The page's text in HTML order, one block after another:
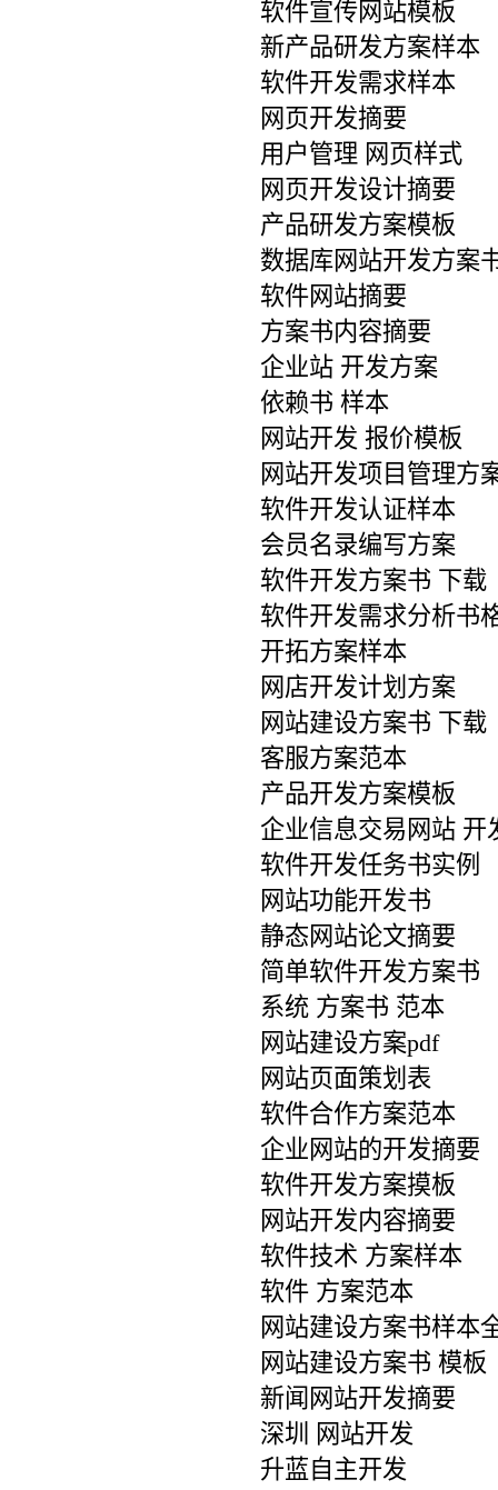
软件宣传网站模板
新产品研发方案样本
软件开发需求样本
网页开发摘要
用户管理 网页样式
网页开发设计摘要
产品研发方案模板
数据库网站开发方案
软件网站摘要
方案书内容摘要
企业站 开发方案
依赖书 样本
网站开发 报价模板
网站开发项目管理方
软件开发认证样本
会员名录编写方案
软件开发方案书 下载
软件开发需求分析书
开拓方案样本
网店开发计划方案
网站建设方案书 下载
客服方案范本
产品开发方案模板
企业信息交易网站 开
软件开发任务书实例
网站功能开发书
静态网站论文摘要
简单软件开发方案书
系统 方案书 范本
网站建设方案pdf
网站页面策划表
软件合作方案范本
企业网站的开发摘要
软件开发方案摸板
网站开发内容摘要
软件技术 方案样本
软件 方案范本
网站建设方案书样本
网站建设方案书 模板
新闻网站开发摘要
深圳 网站开发
升蓝自主开发